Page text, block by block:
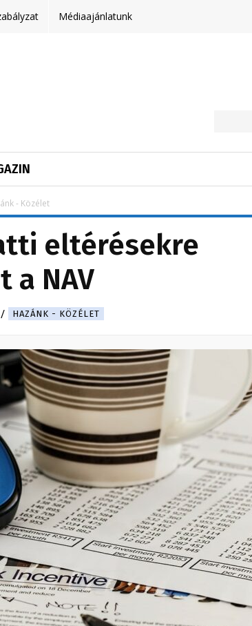
Médiaajánlatunk
- Közélet
eltérésekre
a NAV
HAZÁNK - KÖZÉLET